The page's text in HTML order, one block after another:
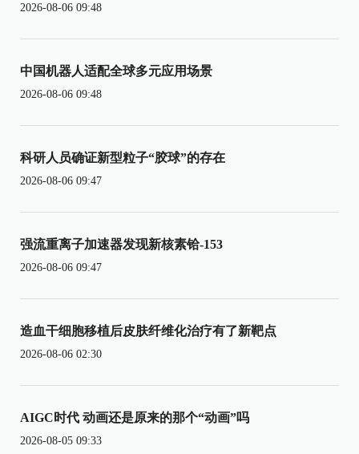
2026-08-06 09:48
中国机器人适配全球多元应用场景
2026-08-06 09:48
科研人员确证新型粒子“胶球”的存在
2026-08-06 09:47
强流重离子加速器发现新核素铪-153
2026-08-06 09:47
造血干细胞移植后皮肤纤维化治疗有了新靶点
2026-08-06 02:30
AIGC时代 动画还是原来的那个“动画”吗
2026-08-05 09:33